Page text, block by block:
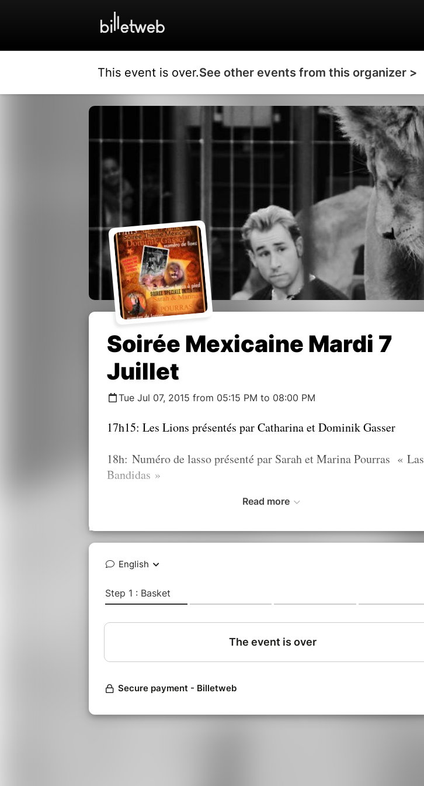
This event is over.See other events from this organizer >
Soirée Mexicaine Mardi 7
Juillet
Tue Jul 07, 2015 from 05:15 PM to 08:00 PM
17h15: Les Lions présentés par Catharina et Dominik Gasser
18h: Numéro de lasso présenté par Sarah et Marina Pourras « Las
Bandidas »
18h15-20h: Initiation au lasso à pied au cours de la soirée à thème
Cliquez sur les images à droite pour voir l'affiche de la soirée
Read more